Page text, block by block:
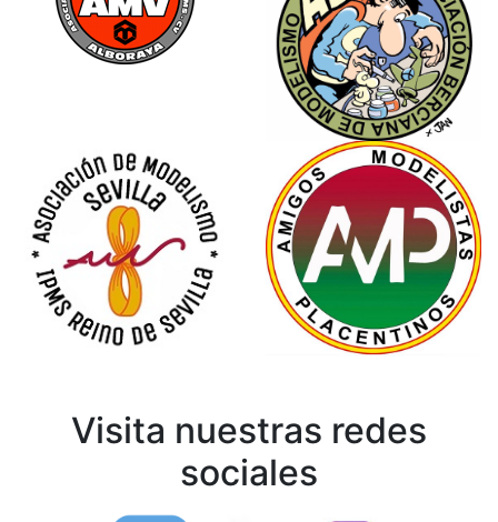
Visita nuestras redes
sociales